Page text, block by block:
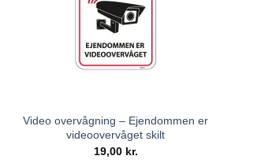
Video overvågning – Ejendommen er
videoovervåget skilt
19,00 kr.